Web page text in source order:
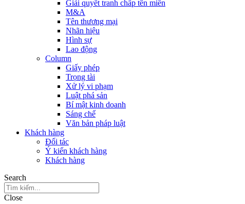
Giải quyết tranh chấp tên miền
M&A
Tên thương mại
Nhãn hiệu
Hình sự
Lao động
Column
Giấy phép
Trọng tài
Xử lý vi phạm
Luật phá sản
Bí mật kinh doanh
Sáng chế
Văn bản pháp luật
Khách hàng
Đối tác
Ý kiến khách hàng
Khách hàng
Search
Close